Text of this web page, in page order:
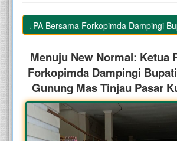
PA Bersama Forkopimda Dampingi
Menuju New Normal: Ketua
Forkopimda Dampingi
Gunung Mas Tinjau Pasar